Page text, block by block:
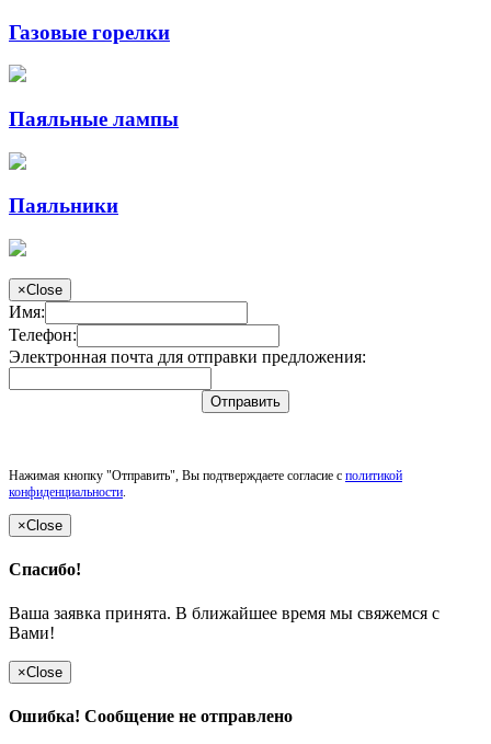
Газовые горелки
Паяльные лампы
Паяльники
×Close
Имя:
Телефон:
Электронная почта для отправки предложения:
Отправить
Нажимая кнопку "Отправить", Вы подтверждаете согласие с политикой
конфиденциальности.
×Close
Спасибо!
Ваша заявка принята. В ближайшее время мы свяжемся с
Вами!
×Close
Ошибка! Сообщение не отправлено